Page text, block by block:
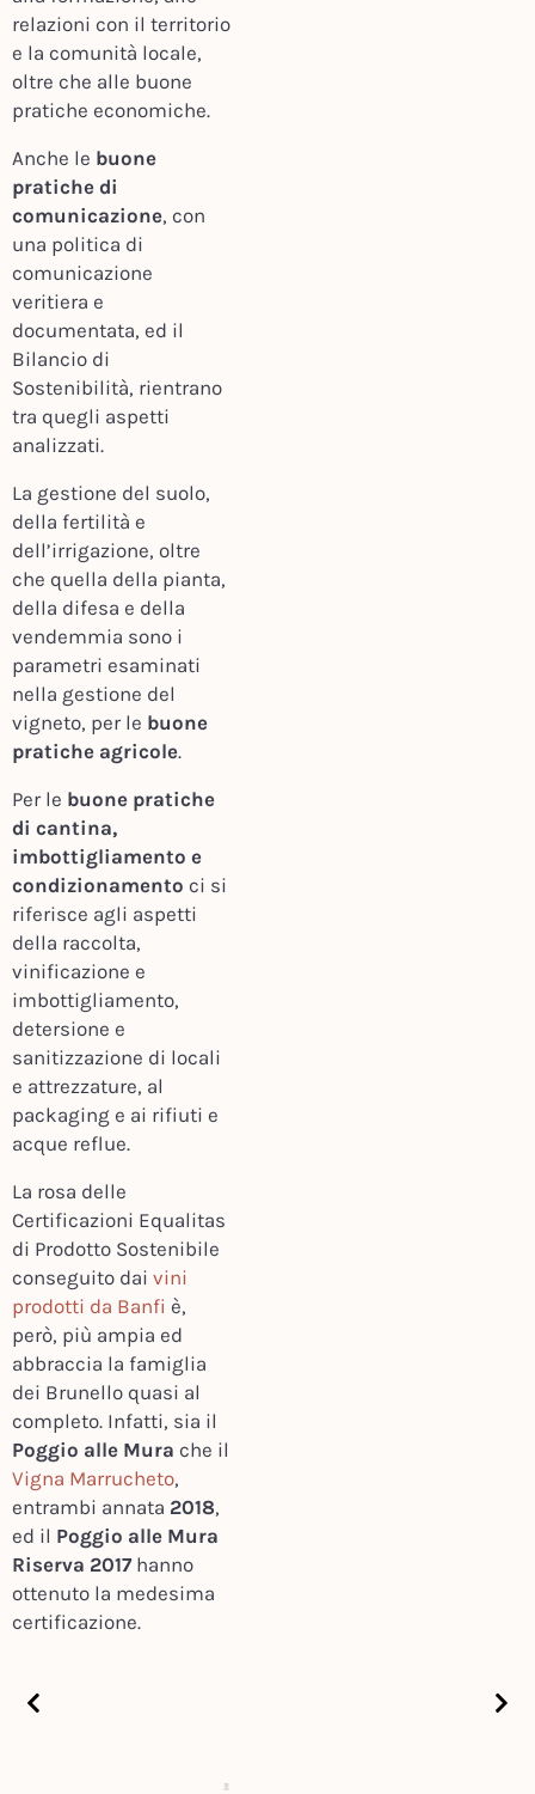
relazioni con il territorio
e la comunità locale,
oltre che alle buone
pratiche economiche.
Anche le buone
pratiche di
comunicazione, con
una politica di
comunicazione
veritiera e
documentata, ed il
Bilancio di
Sostenibilità, rientrano
tra quegli aspetti
analizzati.
La gestione del suolo,
della fertilità e
dell’irrigazione, oltre
che quella della pianta,
della difesa e della
vendemmia sono i
parametri esaminati
nella gestione del
vigneto, per le buone
pratiche agricole.
Per le buone pratiche
di cantina,
imbottigliamento e
condizionamento ci si
riferisce agli aspetti
della raccolta,
vinificazione e
imbottigliamento,
detersione e
sanitizzazione di locali
e attrezzature, al
packaging e ai rifiuti e
acque reflue.
La rosa delle
Certificazioni Equalitas
di Prodotto Sostenibile
conseguito dai vini
prodotti da Banfi è,
però, più ampia ed
abbraccia la famiglia
dei Brunello quasi al
completo. Infatti, sia il
Poggio alle Mura che il
Vigna Marrucheto,
entrambi annata 2018,
ed il Poggio alle Mura
Riserva 2017hanno
ottenuto la medesima
certificazione.